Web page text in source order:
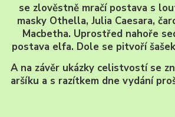
se zlověstně mračí postava s
masky Othella, Julia Caesara,
Macbetha. Uprostřed nahoře
postava elfa. Dole se pitvoří
A na závěr ukázky celistvostí se
aršíku a s razítkem dne vydání